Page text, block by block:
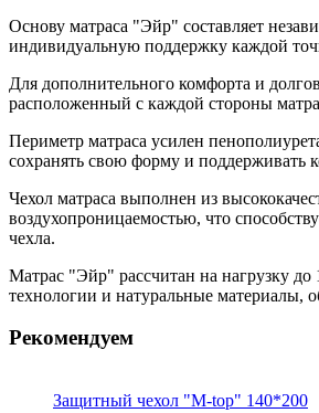
Основу матраса "Эйр" составляет
индивидуальную поддержку каждой
Для дополнительного комфорта и
расположенный с каждой стороны
Периметр матраса усилен
сохранять свою форму и поддерживать
Чехол матраса выполнен из
воздухопроницаемостью, что
чехла.
Матрас "Эйр" рассчитан на нагрузку до
технологии и натуральные материалы,
Рекомендуем
Защитный чехол "M-top" 140*200